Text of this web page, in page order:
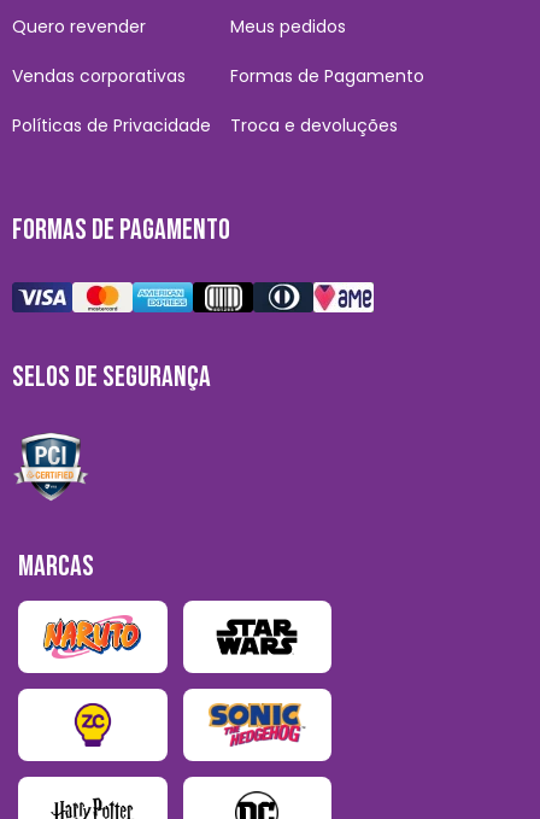
Quero revender
Vendas corporativas
Políticas de Privacidade
Meus pedidos
Formas de Pagamento
Troca e devoluções
FORMAS DE PAGAMENTO
SELOS DE SEGURANÇA
MARCAS